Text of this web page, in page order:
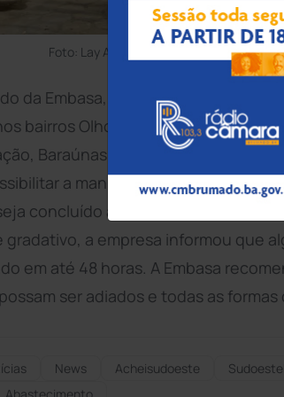
Foto: Lay Amorim/Achei Sudoeste
da Embasa, o abastecimento será
bairros Olhos D’água, Alto do
Baraúnas, Novo
Brumado
e
a manutenção preventiva em
concluído até o início da noite do
a empresa informou que
em até 48 horas. A Embasa
ser adiados e todas as
News Acheisudoeste